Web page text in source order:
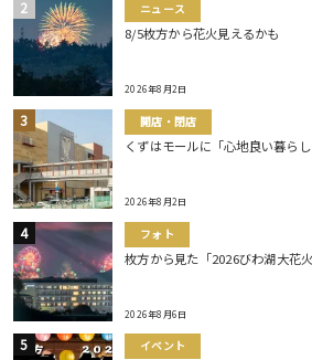
ニュース
8/5枚方から花火見えるかも
2026年8月2日
開店・閉店
くずはモールに「心地良い暮ら
2026年8月2日
フォト
枚方から見た「2026びわ湖大花火
2026年8月6日
イベント